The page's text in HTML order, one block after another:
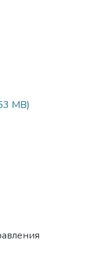
MB)